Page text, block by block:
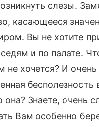
слезы.
касающееся
Вы не хотите
и по палате.
не хочется? И
бесполезность
она? Знаете, очень
Вам особенно